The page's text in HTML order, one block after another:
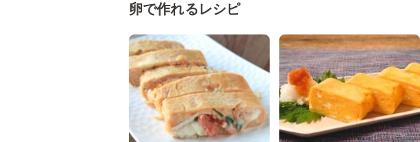
卵で作れるレシピ